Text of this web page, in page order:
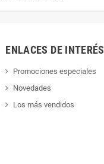
ENLACES DE INTERÉS
Promociones especiales
Novedades
Los más vendidos